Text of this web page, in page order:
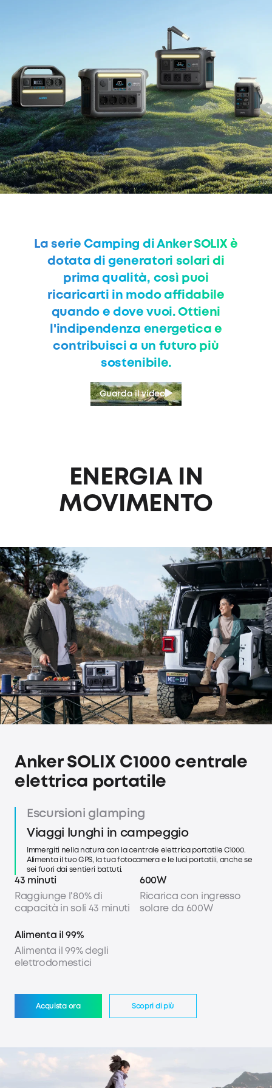
La serie Camping di Anker SOLIX è
dotata di generatori solari di
prima qualità, così puoi
ricaricarti in modo affidabile
quando e dove vuoi. Ottieni
l'indipendenza energetica e
contribuisci a un futuro più
sostenibile.
Guarda il video
ENERGIA IN
MOVIMENTO
Anker SOLIX C1000 centrale
elettrica portatile
Escursioni glamping
Il campeggio è come a casa grazie alla stazione Anker SOLIX
C1000. Questo generatore elettrico portatile può alimentare molti
elettrodomestici, compresi i frullatori. Ideale per un buon frullato
a colazione!
Viaggi lunghi in campeggio
Immergiti nella natura con la centrale elettrica portatile C1000.
Alimenta il tuo GPS, la tua fotocamera e le luci portatili, anche se
sei fuori dai sentieri battuti.
43 minuti
Raggiunge l'80% di
capacità in soli 43 minuti
600W
Ricarica con ingresso
solare da 600W
Alimenta il 99%
Alimenta il 99% degli
elettrodomestici
Acquista ora Scopri di più